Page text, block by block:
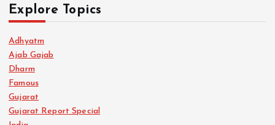
Explore Topics
Adhyatm
Ajab Gajab
Dharm
Famous
Gujarat
Gujarat Report Special